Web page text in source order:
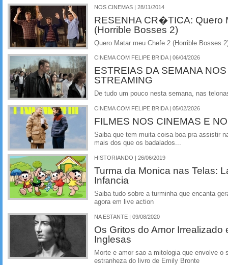
NOS CINEMAS | 28/11/2014
RESENHA CR�TICA: Quero
(Horrible Bosses 2)
Quero Matar meu Chefe 2 (Horrible Bosses
CINEMA COM FELIPE BRIDA | 06/04/2026
ESTREIAS DA SEMANA
STREAMING
De tudo um pouco nesta semana, nas
CINEMA COM FELIPE BRIDA | 05/02/2026
FILMES NOS CINEMAS E
Saiba que tem muita coisa boa pra assistir
mais dos que os badalados...
HISTORIANDO | 26/06/2019
Turma da Monica nas Telas:
Infancia
Saiba tudo sobre a turminha que encanta
agora em live action
NA ESTANTE | 09/08/2020
Os Gritos do Amor Irrealizado
Inglesas
Morte e amor sao a mitologia que envolve o
estranheza do livro de Emily Bronte